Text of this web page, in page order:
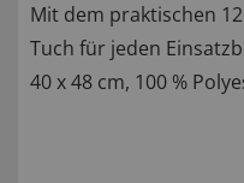
Mit dem praktischen
Tuch für jeden
40 x 48 cm, 100 %